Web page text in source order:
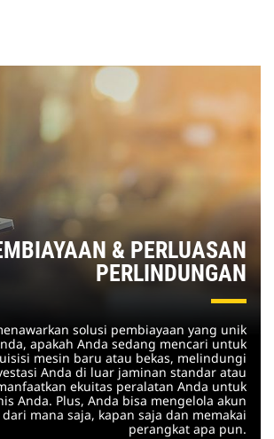
& PERLUASAN
PERLINDUNGAN
solusi pembiayaan yang unik
apakah Anda sedang mencari untuk
mesin baru atau bekas, melindungi
Anda di luar jaminan standar atau
ekuitas peralatan Anda untuk
Anda. Plus, Anda bisa mengelola akun
mana saja, kapan saja dan memakai
perangkat apa pun.